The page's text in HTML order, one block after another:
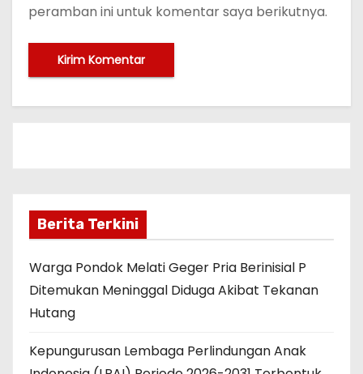
peramban ini untuk komentar saya berikutnya.
Berita Terkini
Warga Pondok Melati Geger Pria Berinisial P
Ditemukan Meninggal Diduga Akibat Tekanan
Hutang
Kepungurusan Lembaga Perlindungan Anak